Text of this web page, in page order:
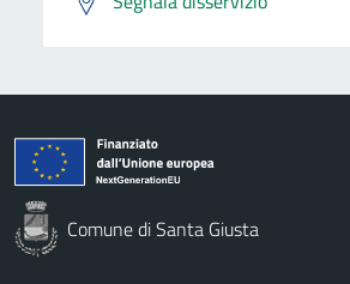
Comune di Santa Giusta